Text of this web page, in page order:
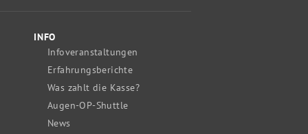
INFO
Infoveranstaltungen
Erfahrungsberichte
Was zahlt die Kasse?
Augen-OP-Shuttle
News